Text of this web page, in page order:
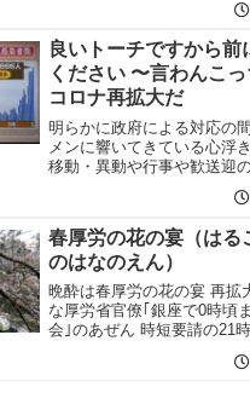
ル型変異株が猛威を振るい
過去最多となった（4,195人
ア型も新たに見つかっ...
良いトーチですから前
ください 〜言わんこ
コロナ再拡大だ
明らかに政府による対応の
メンに響いてきている心浮
移動・異動や行事や歓送迎の
回って打ち寄せた波が収ま
ぶり返す兆しが見え始めた
ょうど１年前の安倍や菅や...
春厚労の花の宴（はる
のはなのえん）
晩酔は春厚労の花の宴 再拡
な厚労省官僚｢銀座で0時頃
会｣のあぜん 時短要請の21
も緩めば人の気も緩むそこ